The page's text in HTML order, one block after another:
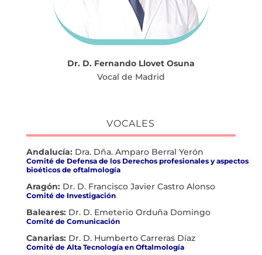
Dr. D. Fernando Llovet Osuna
Vocal de Madrid
VOCALES
Andalucía: Dra. Dña. Amparo Berral Yerón
Comité de Defensa de los Derechos profesionales y aspectos
bioéticos de oftalmología
Aragón: Dr. D. Francisco Javier Castro Alonso
Comité de Investigación
Baleares: Dr. D. Emeterio Orduña Domingo
Comité de Comunicación
Canarias: Dr. D. Humberto Carreras Díaz
Comité de Alta Tecnología en Oftalmología